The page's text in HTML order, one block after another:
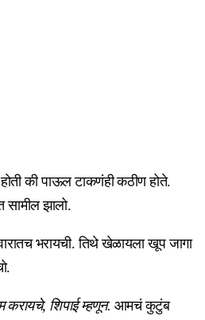
की पाऊल टाकणंही कठीण होते.
सामील झालो.
भरायची. तिथे खेळायला खूप जागा
करायचे, शिपाई म्हणून. आमचं कुटुंब